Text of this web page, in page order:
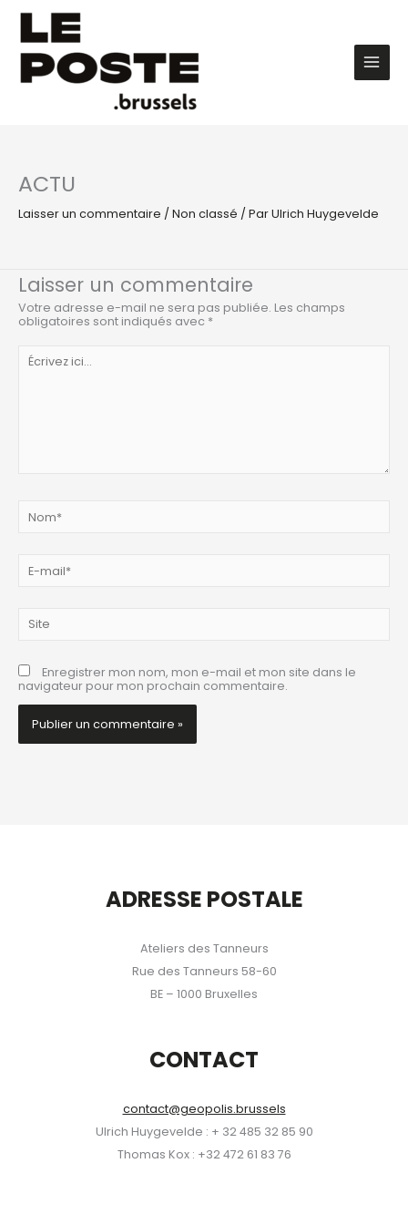
contenu
Main
ACTU
Laisser un commentaire / Non classé / ParUlrich Huygevelde
Laisser un commentaire
Votre adresse e-mail ne sera pas publiée. Les champs
obligatoires sont indiqués avec *
Écrivez
ici…
mail*
Enregistrer mon nom, mon e-mail et mon site dans le
navigateur pour mon prochain commentaire.
ADRESSE POSTALE
Ateliers des Tanneurs
Rue des Tanneurs 58-60
BE – 1000 Bruxelles
CONTACT
contact@geopolis.brussels
Ulrich Huygevelde : + 32 485 32 85 90
Thomas Kox : +32 472 61 83 76